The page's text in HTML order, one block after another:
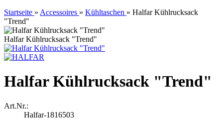
Startseite » Accessoires » Kühltaschen » Halfar Kühlrucksack
"Trend"
Halfar Kühlrucksack "Trend"
Halfar Kühlrucksack "Trend"
Art.Nr.:
Halfar-1816503